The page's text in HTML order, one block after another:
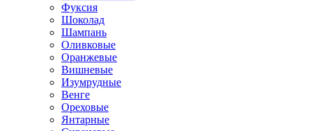
Фуксия
Шоколад
Шампань
Оливковые
Оранжевые
Вишневые
Изумрудные
Венге
Ореховые
Янтарные